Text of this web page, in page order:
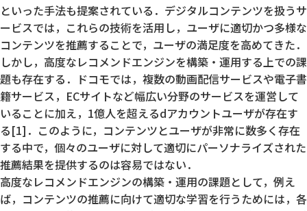
といった手法も提案されている．デジタルコンテンツを扱うサ
ービスでは，これらの技術を活用し，ユーザに適切かつ多様な
コンテンツを推薦することで，ユーザの満足度を高めてきた．
しかし，高度なレコメンドエンジンを構築・運用する上での課
題も存在する．ドコモでは，複数の動画配信サービスや電子書
籍サービス，ECサイトなど幅広い分野のサービスを運営して
いることに加え，1億人を超えるdアカウントユーザが存在す
る[1]．このように，コンテンツとユーザが非常に数多く存在
する中で，個々のユーザに対して適切にパーソナライズされた
推薦結果を提供するのは容易ではない．
高度なレコメンドエンジンの構築・運用の課題として，例え
ば，コンテンツの推薦に向けて適切な学習を行うためには，各